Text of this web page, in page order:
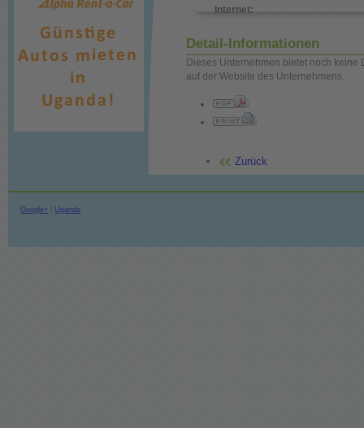
Internet:
Detail-Informationen
Dieses Unternehmen bietet noch
auf der Website des Unternehmens.
Zurück
Google+ Uganda